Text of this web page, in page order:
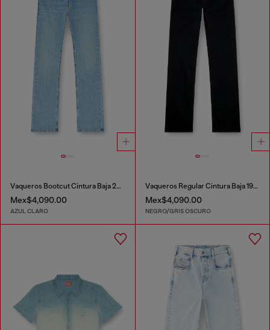
Vaqueros Bootcut Cintura Baja 2007 Zatiny
Mex$4,090.00
AZUL CLARO
Vaqueros Regular Cintura Baja 1985 Larkee
Mex$4,090.00
NEGRO/GRIS OSCURO